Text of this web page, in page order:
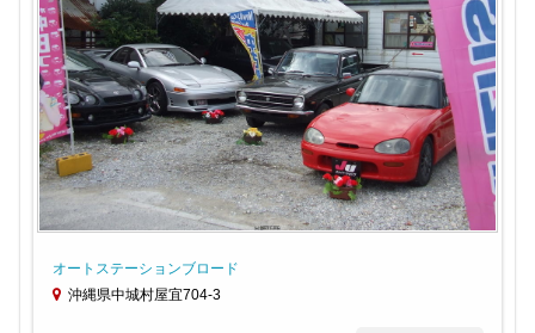
オートステーションブロード
沖縄県中城村屋宜704-3